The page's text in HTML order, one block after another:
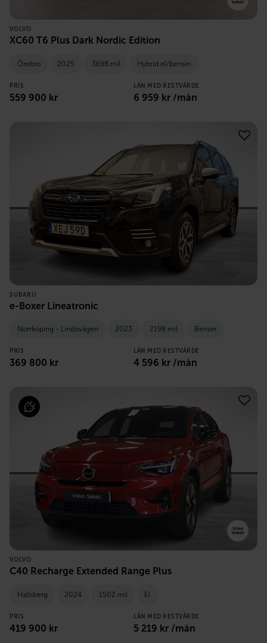
VOLVO
XC60 T6 Plus Dark Nordic Edition
Örebro 2025 3698 mil Hybrid el/bensin
PRIS
559 900 kr
LÅN MED RESTVÄRDE
6 959 kr /mån
SUBARU
e-Boxer Lineatronic
Norrköping - Lindövägen 2023 2198 mil Bensin
PRIS
369 800 kr
LÅN MED RESTVÄRDE
4 596 kr /mån
VOLVO
C40 Recharge Extended Range Plus
Hallsberg 2024 1502 mil El
PRIS
419 900 kr
LÅN MED RESTVÄRDE
5 219 kr /mån